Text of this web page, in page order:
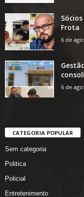
Frota
6 de
6 de
CATEGORIA POPULAR
Sem categoria
Politica
Policial
Entretenimento